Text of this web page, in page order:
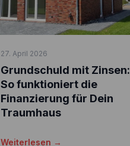
27. April 2026
Grundschuld mit Zinsen:
So funktioniert die
Finanzierung für Dein
Traumhaus
Weiterlesen →